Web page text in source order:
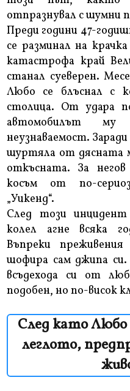
отпразнувал с шумни
Преди години 47-
се разминал на
катастрофа край
станал суеверен.
Любо се блъснал с
столица. От удара
автомобилът
неузнаваемост.
шуртяла от дясната
откъсната. За
косъм от по-
„Уикенд“.
След този
колел агне всяка
Въпреки
шофира сам джипа
всъдехода си от
подобен, но по-висок
След като Любо
леглото,